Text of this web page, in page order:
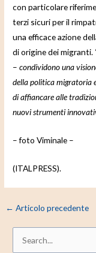
con particolare
terzi sicuri per il
una efficace azione
di origine dei migranti.
–condividono una
della politica migratoria
di affiancare alle
nuovi strumenti
– foto Viminale –
(ITALPRESS).
← Articolo precedente